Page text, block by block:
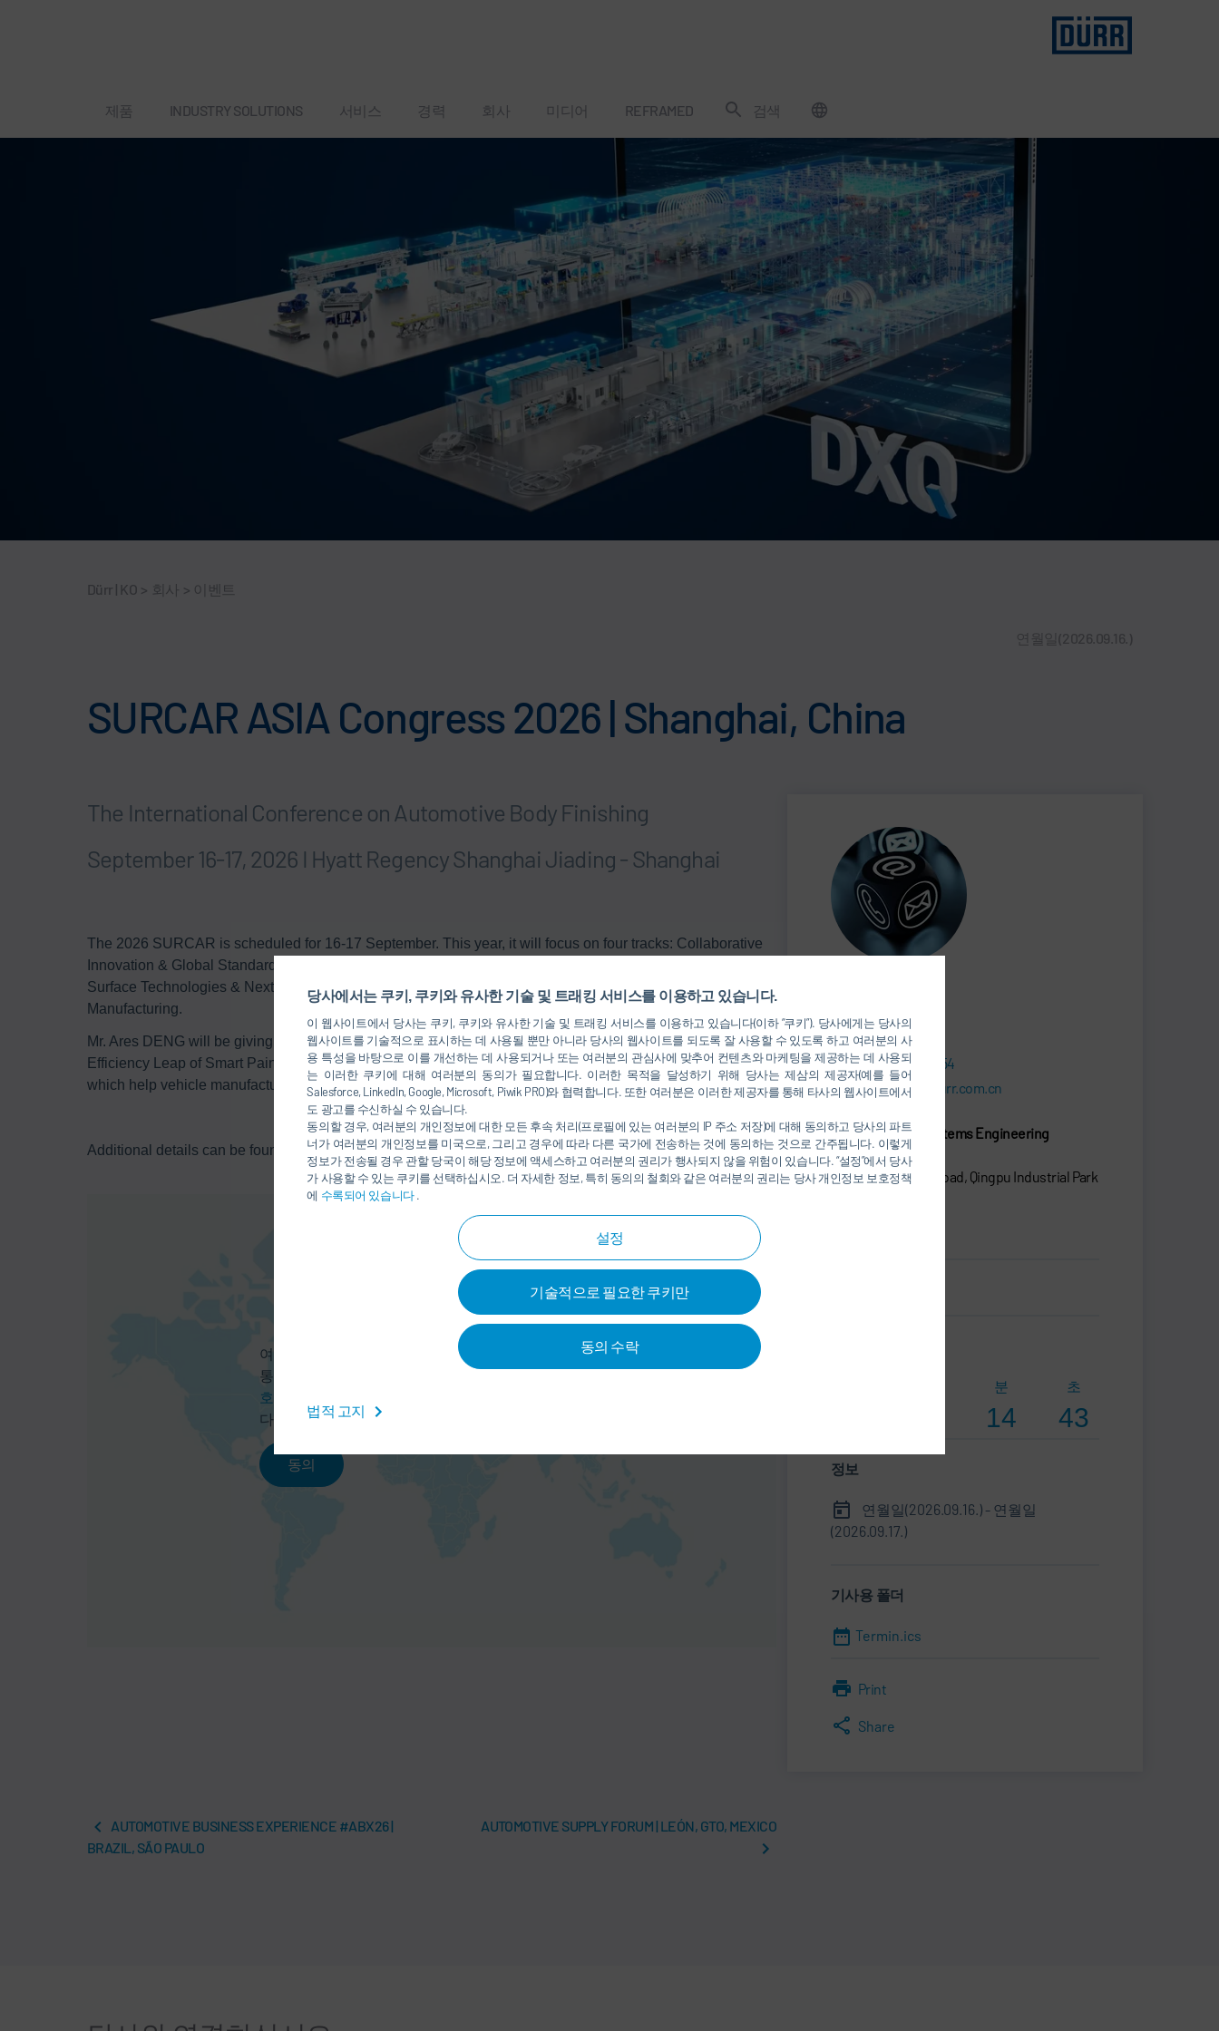
당사에서는 쿠키, 쿠키와 유사한 기술 및 트래킹 서비스를 이용하고 있습니다.
이 웹사이트에서 당사는 쿠키, 쿠키와 유사한 기술 및 트래킹 서비스를 이용하고 있습니다(이하 “쿠키”). 당사에게는 당사의
웹사이트를 기술적으로 표시하는 데 사용될 뿐만 아니라 당사의 웹사이트를 되도록 잘 사용할 수 있도록 하고 여러분의 사
용 특성을 바탕으로 이를 개선하는 데 사용되거나 또는 여러분의 관심사에 맞추어 컨텐츠와 마케팅을 제공하는 데 사용되
는 이러한 쿠키에 대해 여러분의 동의가 필요합니다. 이러한 목적을 달성하기 위해 당사는 제삼의 제공자(예를 들어
Salesforce, LinkedIn, Google, Microsoft, Piwik PRO)와 협력합니다. 또한 여러분은 이러한 제공자를 통해 타사의 웹사이트에서
도 광고를 수신하실 수 있습니다.
동의할 경우, 여러분의 개인정보에 대한 모든 후속 처리(프로필에 있는 여러분의 IP 주소 저장)에 대해 동의하고 당사의 파트
너가 여러분의 개인정보를 미국으로, 그리고 경우에 따라 다른 국가에 전송하는 것에 동의하는 것으로 간주됩니다. 이렇게
정보가 전송될 경우 관할 당국이 해당 정보에 액세스하고 여러분의 권리가 행사되지 않을 위험이 있습니다. “설정”에서 당사
가 사용할 수 있는 쿠키를 선택하십시오. 더 자세한 정보, 특히 동의의 철회와 같은 여러분의 권리는 당사 개인정보 보호정책
에 수록되어 있습니다.
설정
기술적으로 필요한 쿠키만
동의 수락
법적 고지
제품 INDUSTRY SOLUTIONS 서비스 경력 회사 미디어 REFRAMED 검색
Dürr | KO > 회사 > 이벤트
연월일(2026.09.16.)
SURCAR ASIA Congress 2026 | Shanghai, China
The International Conference on Automotive Body Finishing
September 16-17, 2026 I Hyatt Regency Shanghai Jiading - Shanghai
The 2026 SURCAR is scheduled for 16-17 September. This year, it will focus on four tracks: Collaborative
Innovation & Global Standards in Asia, Intelligent Paintshops & AI-Enabled Manufacturing, Multi-Material
Surface Technologies & Next Generation Coatings and Net-Zero Paintshop Strategies & Circular Paint
Manufacturing.
Mr. Ares DENG will be giving a speech titled “From Visualization to Optimization: The Comprehensive
Efficiency Leap of Smart Paint Shops Based on Dürr DXQ Platform”. He will present DXQ’s core products,
which help vehicle manufacturers improve the maintenance and operational efficiency of their paint shops.
Additional details can be found on the conference website.
여기에서 지도 서비스를 활성화할 수 있습니다. 이를
통해 사용자의 데이터(예: IP 주소)가 당
호 정책
다.
동의
MARKETING
+86 21 3979-1554
Jiaying.Yu@durr.com.cn
Dürr Paintshop Systems Engineering
(Shanghai) Co., Ltd.
No.665 YingShun Road, Qingpu Industrial Park
분
14
초
42
정보
연월일(2026.09.16.) - 연월일
(2026.09.17.)
기사용 폴더
Termin.ics
Print
Share
AUTOMOTIVE BUSINESS EXPERIENCE #ABX26 |
BRAZIL, SÃO PAULO
AUTOMOTIVE SUPPLY FORUM | LEÓN, GTO, MEXICO